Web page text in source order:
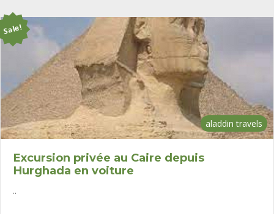
Sale!
aladdin travels
Excursion privée au Caire depuis
Hurghada en voiture
..